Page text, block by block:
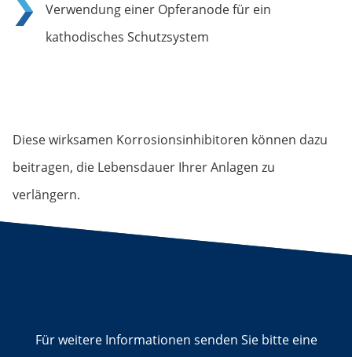
Verwendung einer Opferanode für ein
kathodisches Schutzsystem
Diese wirksamen Korrosionsinhibitoren können dazu
beitragen, die Lebensdauer Ihrer Anlagen zu
verlängern.
Für weitere Informationen senden Sie bitte eine